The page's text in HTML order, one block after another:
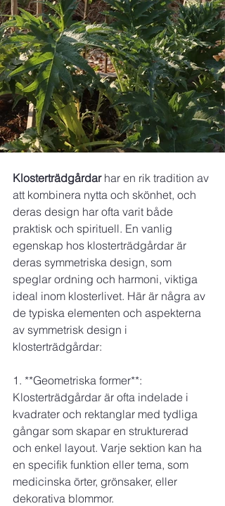
Klosterträdgårdar har en rik tradition av
att kombinera nytta och skönhet, och
deras design har ofta varit både
praktisk och spirituell. En vanlig
egenskap hos klosterträdgårdar är
deras symmetriska design, som
speglar ordning och harmoni, viktiga
ideal inom klosterlivet. Här är några av
de typiska elementen och aspekterna
av symmetrisk design i
klosterträdgårdar:
1. **Geometriska former**:
Klosterträdgårdar är ofta indelade i
kvadrater och rektanglar med tydliga
gångar som skapar en strukturerad
och enkel layout. Varje sektion kan ha
en specifik funktion eller tema, som
medicinska örter, grönsaker, eller
dekorativa blommor.